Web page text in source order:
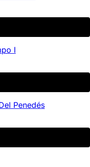
I
Penedés